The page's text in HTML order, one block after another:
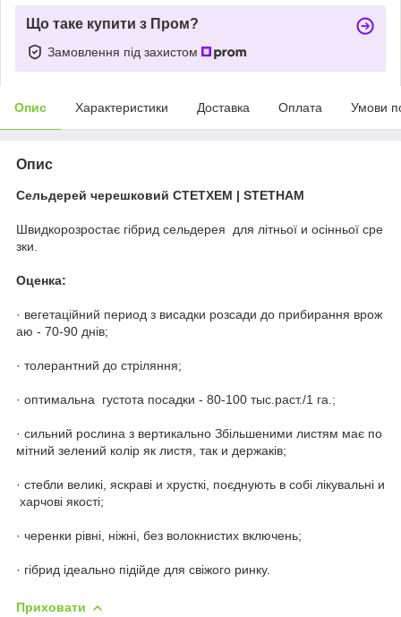
Що таке купити з Пром?
Замовлення під захистом
Опис Характеристики Доставка Оплата Умови
Опис
Сельдерей черешковий СТЕТХЕМ | STETHAM
Швидкорозростає гібрид сельдерея для літньої и осінньої сре
зки.
Оценка:
· вегетаційний период з висадки розсади до прибирання врож
аю - 70-90 днів;
· толерантний до стріляння;
· оптимальна густота посадки - 80-100 тыс.раст./1 га.;
· сильний рослина з вертикально Збільшеними листям має по
мітний зелений колір як листя, так и держаків;
· стебли великі, яскраві и хрусткі, поєднують в собі лікувальні и
харчові якості;
· черенки рівні, ніжні, без волокнистих включень;
· гібрид ідеально підійде для свіжого ринку.
Приховати